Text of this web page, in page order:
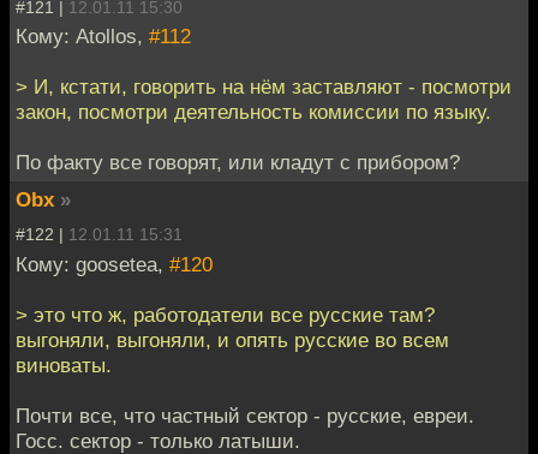
#121 | 12.01.11 15:30
Кому: Atollos, #112
> И, кстати, говорить на нём заставляют - посмотри
закон, посмотри деятельность комиссии по языку.
По факту все говорят, или кладут с прибором?
Obx »
#122 | 12.01.11 15:31
Кому: goosetea, #120
> это что ж, работодатели все русские там?
выгоняли, выгоняли, и опять русские во всем
виноваты.
Почти все, что частный сектор - русские, евреи.
Госс. сектор - только латыши.